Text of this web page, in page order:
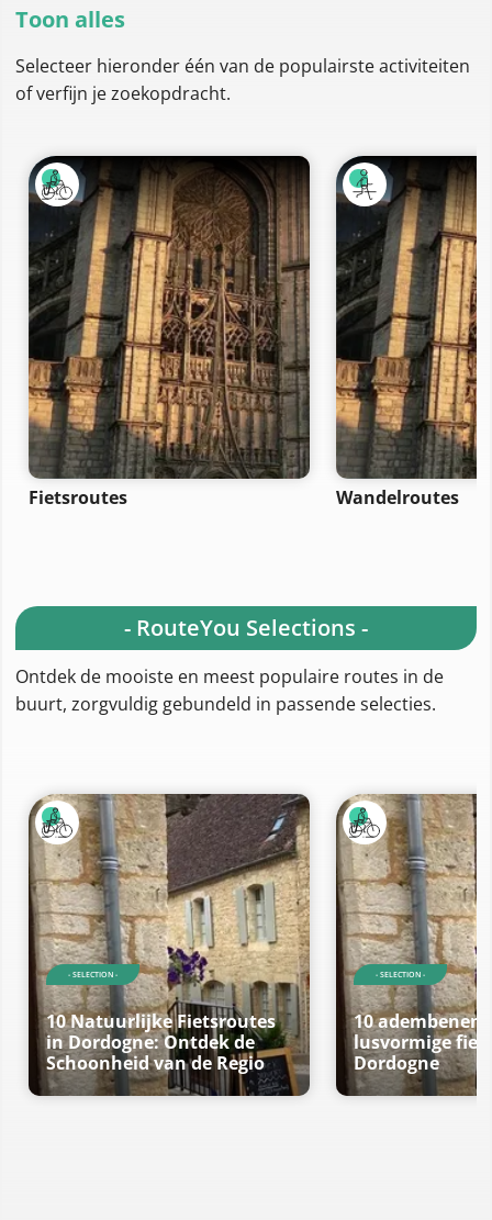
Toon alles
Selecteer hieronder één van de populairste activiteiten
of verfijn je zoekopdracht.
Fietsroutes Wandelroutes
- RouteYou Selections -
Ontdek de mooiste en meest populaire routes in de
buurt, zorgvuldig gebundeld in passende selecties.
- SELECTION -
10 Natuurlijke Fietsroutes
in Dordogne: Ontdek de
Schoonheid van de Regio
- SELECTION -
10
lusvormige
Dordogne